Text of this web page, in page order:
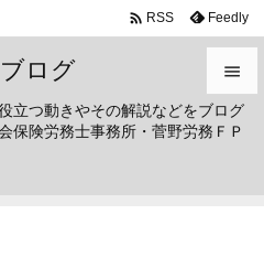
ログ
立つ動きやその解説などをブログ
保険労務士事務所・菅野労務ＦＰ


メニュ
 RSS Feedly